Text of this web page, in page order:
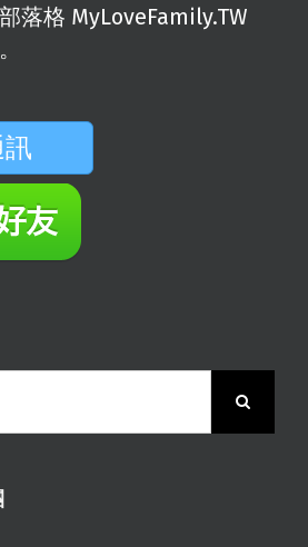
落格 MyLoveFamily.TW
訊